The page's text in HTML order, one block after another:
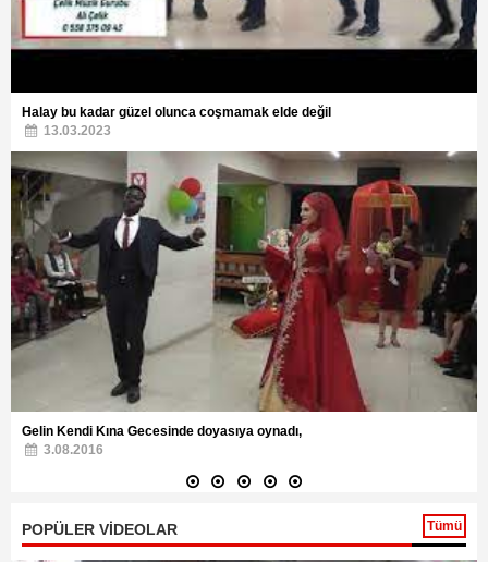
Halay bu kadar güzel olunca coşmamak elde değil
13.03.2023
Gelin Kendi Kına Gecesinde doyasıya oynadı,
3.08.2016
POPÜLER VİDEOLAR Tümü